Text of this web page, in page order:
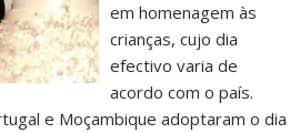
em homenagem às
crianças, cujo dia
efectivo varia de
acordo com o país.
e Moçambique adoptaram o dia